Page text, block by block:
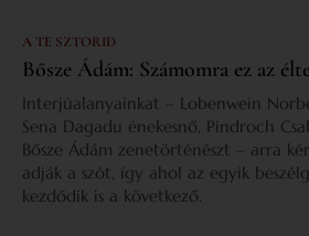
A TE SZTORID
Bősze Ádám: Számomra ez az
Interjúalanyainkat – Lobenwein
Sena Dagadu énekesnő, Pindroch
Bősze Ádám zenetörténészt – arra
adják a szót, így ahol az egyik
kezdődik is a következő.